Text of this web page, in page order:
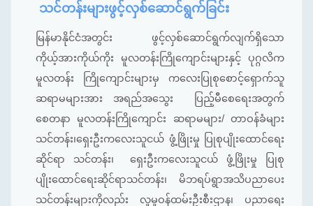
သင်တန်းများဖွင့်လှစ်ဆောင်ရွက်ခြင်း
မြန်မာနိုင်ငံအတွင်း ဖွင့်လှစ်ဆောင်ရွက်လျက်ရှိသော
ကိုယ့်အားကိုယ်ကိုး မူလတန်းကြိုကျောင်းများနှင့် ပုဂ္ဂလိက
မူလတန်း ကြိုကျောင်းများမှ ကလေးပြုစုစောင့်ရှောက်သူ
ဆရာမများအား အရည်အသွေး ပြည့်မီစေရေးအတွက်
စေတနာ မူလတန်းကြိုကျောင်း ဆရာမများ/ တာဝန်ခံများ
သင်တန်း၊ရှေးဦးကလေးသူငယ် ဖွံ့ဖြိုးမှု ပြုစုပျိုးထောင်ရေး
ဆိုင်ရာ သင်တန်း၊ ရှေးဦးကလေးသူငယ် ဖွံ့ဖြိုးမှု ပြုစု
ပျိုးထောင်ရေးဆိုင်ရာသင်တန်း၊ မိဘရပ်ရွာအသိပညာပေး
သင်တန်းများကိုလည်း လူမှုဝန်ထမ်းဦးစီးဌာန၊ ပညာရေး